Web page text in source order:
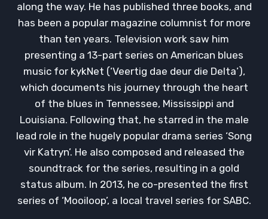
along the way. He has published three books, and
has been a popular magazine columnist for more
than ten years. Television work saw him
presenting a 13-part series on American blues
music for kykNet (‘Veertig dae deur die Delta’),
which documents his journey through the heart
of the blues in Tennessee, Mississippi and
Louisiana. Following that, he starred in the male
lead role in the hugely popular drama series ‘Song
vir Katryn’. He also composed and released the
soundtrack for the series, resulting in a gold
status album. In 2013, he co-presented the first
series of ‘Mooiloop’, a local travel series for SABC.